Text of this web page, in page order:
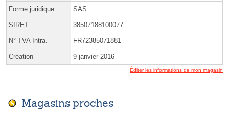
Forme juridique SAS
SIRET 38507188100077
N° TVA Intra. FR72385071881
Création 9 janvier 2016
Éditer les informations de mon magasin
Magasins proches